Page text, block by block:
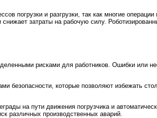
погрузки и разгрузки, так как многие
затраты на рабочую силу.
рисками для работников. Ошибки или
безопасности, которые позволяют избежать
на пути движения погрузчика и
различных производственных аварий.